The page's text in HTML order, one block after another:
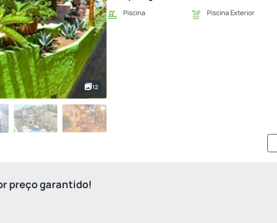
12
Piscina Piscina Exterior
preço garantido!